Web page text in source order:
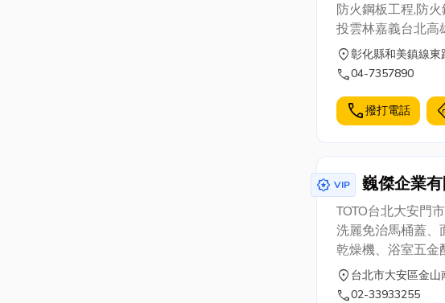
防火鋼板工程,防
投雲林嘉義台北高
location_on彰化縣和美鎮線
call04-7357890
call撥打電話
award_star VIP
巍傑企業
金設備
TOTO台北大安門
洗麗免治馬桶蓋、
乾燥機、浴室五金
示介紹、浴室規
金山南路2段138號
location_on 台北市大安區金
call02-33933255